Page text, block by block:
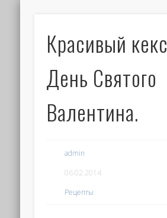
Красивый
День Святого
Валентина.
admin
06.02.2014
Рецепты